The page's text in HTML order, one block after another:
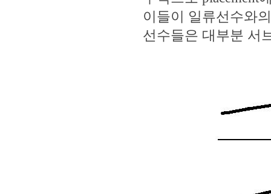
이들이 일류선수와
선수들은 대부분 서